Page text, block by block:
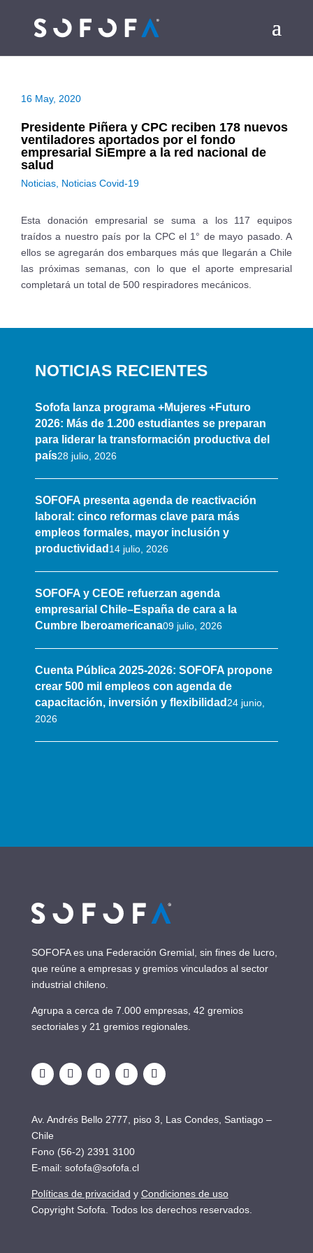
NOTICIAS RECIENTES
Sofofa lanza programa +Mujeres +Futuro
2026: Más de 1.200 estudiantes se preparan
para liderar la transformación productiva del
país28 julio, 2026
SOFOFA presenta agenda de reactivación
laboral: cinco reformas clave para más
empleos formales, mayor inclusión y
productividad 14 julio, 2026
SOFOFA y CEOE refuerzan agenda
empresarial Chile–España de cara a la
Cumbre Iberoamericana09 julio, 2026
Cuenta Pública 2025-2026: SOFOFA propone
crear 500 mil empleos con agenda de
capacitación, inversión y flexibilidad 24 junio,
2026
16 May, 2020
Presidente Piñera y CPC reciben 178 nuevos
ventiladores aportados por el fondo
empresarial SiEmpre a la red nacional de
salud
Noticias Noticias Covid-19
Esta donación empresarial se suma a los 117 equipos
traídos a nuestro país por la CPC el 1° de mayo pasado. A
ellos se agregarán dos embarques más que llegarán a Chile
las próximas semanas, con lo que el aporte empresarial
completará un total de 500 respiradores mecánicos.
SOFOFA es una Federación Gremial, sin fines de lucro,
que reúne a empresas y gremios vinculados al sector
industrial chileno.
Agrupa a cerca de 7.000 empresas, 42 gremios
sectoriales y 21 gremios regionales.
Av. Andrés Bello 2777, piso 3, Las Condes, Santiago –
Chile
Fono (56-2) 2391 3100
E-mail: sofofa@sofofa.cl
Políticas de privacidad y Condiciones de uso
Copyright Sofofa. Todos los derechos reservados.